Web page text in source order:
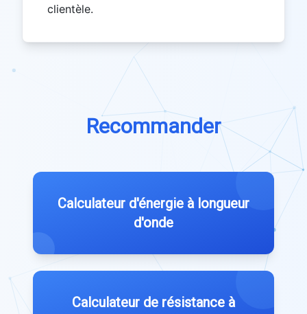
clientèle.
Recommander
Calculateur d'énergie à longueur
d'onde
Calculateur de résistance à